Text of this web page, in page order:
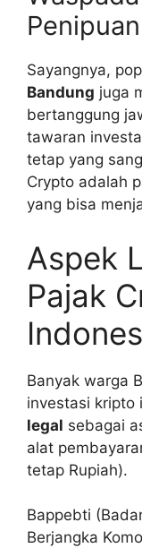
Sayangnya,
Bandung juga
bertanggung
tawaran
tetap yang
Crypto adalah
yang bisa
Aspek
Pajak
Banyak warga
investasi kripto
legal sebagai
alat
tetap Rupiah).
Bappebti
Berjangka